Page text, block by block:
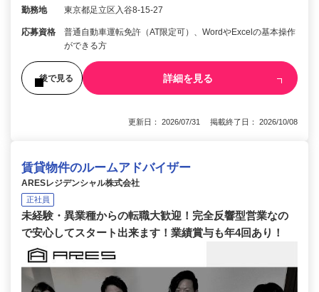
勤務地 東京都足立区入谷8-15-27
応募資格
普通自動車運転免許（AT限定可）、WordやExcelの基本操作
ができる方
後で見る 詳細を見る
更新日： 2026/07/31 掲載終了日： 2026/10/08
賃貸物件のルームアドバイザー
ARESレジデンシャル株式会社
正社員
未経験・異業種からの転職大歓迎！完全反響型営業なの
で安心してスタート出来ます！業績賞与も年4回あり！